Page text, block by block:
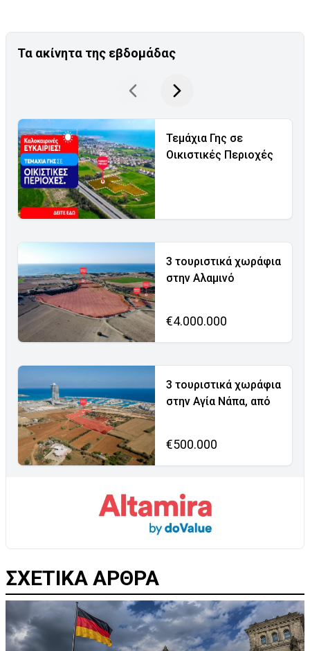
Τα ακίνητα της εβδομάδας
Τεμάχια Γης σε
Οικιστικές Περιοχές
3 τουριστικά χωράφια
στην Αλαμινό
€4.000.000
3 τουριστικά χωράφια
στην Αγία Νάπα, από
€500.000
ΣΧΕΤΙΚΑ ΑΡΘΡΑ